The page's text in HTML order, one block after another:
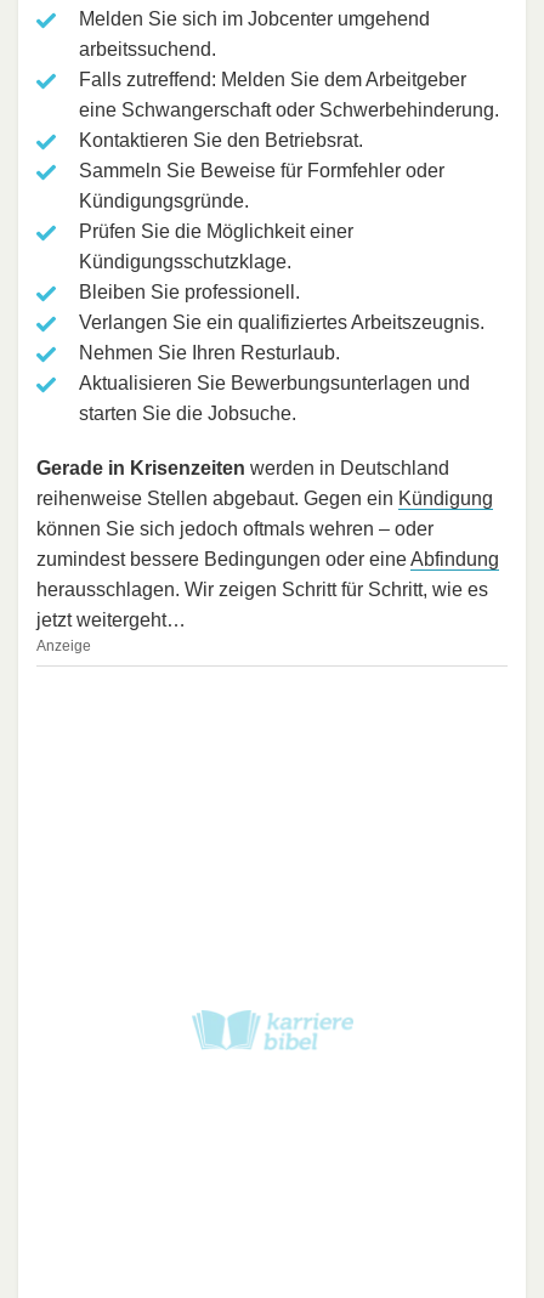
Melden Sie sich im Jobcenter umgehend
arbeitssuchend.
Falls zutreffend: Melden Sie dem Arbeitgeber
eine Schwangerschaft oder Schwerbehinderung.
Kontaktieren Sie den Betriebsrat.
Sammeln Sie Beweise für Formfehler oder
Kündigungsgründe.
Prüfen Sie die Möglichkeit einer
Kündigungsschutzklage.
Bleiben Sie professionell.
Verlangen Sie ein qualifiziertes Arbeitszeugnis.
Nehmen Sie Ihren Resturlaub.
Aktualisieren Sie Bewerbungsunterlagen und
starten Sie die Jobsuche.
Gerade in Krisenzeiten werden in Deutschland
reihenweise Stellen abgebaut. Gegen ein Kündigung
können Sie sich jedoch oftmals wehren – oder
zumindest bessere Bedingungen oder eineAbfindung
herausschlagen. Wir zeigen Schritt für Schritt, wie es
jetzt weitergeht…
Anzeige